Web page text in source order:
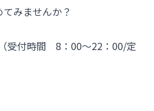
みませんか？
受付時間 8：00～22：00/定